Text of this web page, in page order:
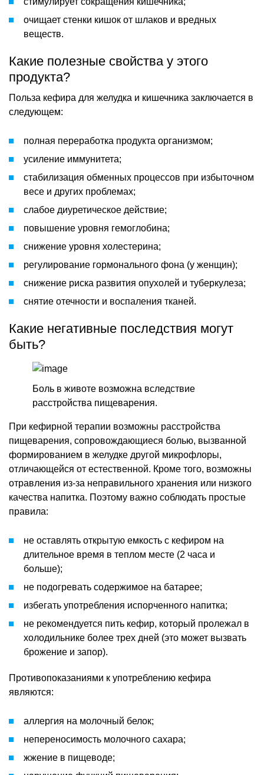
очищает стенки кишок от шлаков и вредных
веществ.
Какие полезные свойства у этого
продукта?
Польза кефира для желудка и кишечника заключается в
следующем:
полная переработка продукта организмом;
усиление иммунитета;
стабилизация обменных процессов при избыточном
весе и других проблемах;
слабое диуретическое действие;
повышение уровня гемоглобина;
снижение уровня холестерина;
регулирование гормонального фона (у женщин);
снижение риска развития опухолей и туберкулеза;
снятие отечности и воспаления тканей.
Какие негативные последствия могут
быть?
Боль в животе возможна вследствие
расстройства пищеварения.
При кефирной терапии возможны расстройства
пищеварения, сопровождающиеся болью, вызванной
формированием в желудке другой микрофлоры,
отличающейся от естественной. Кроме того, возможны
отравления из-за неправильного хранения или низкого
качества напитка. Поэтому важно соблюдать простые
правила:
не оставлять открытую емкость с кефиром на
длительное время в теплом месте (2 часа и
больше);
не подогревать содержимое на батарее;
избегать употребления испорченного напитка;
не рекомендуется пить кефир, который пролежал в
холодильнике более трех дней (это может вызвать
брожение и запор).
Противопоказаниями к употреблению кефира
являются:
аллергия на молочный белок;
непереносимость молочного сахара;
жжение в пищеводе;